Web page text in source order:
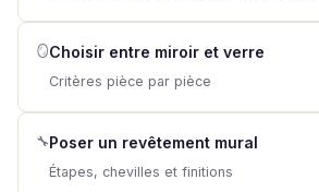
🪞Choisir entre miroir et verre
Critères pièce par pièce
🔧Poser un revêtement mural
Étapes, chevilles et finitions